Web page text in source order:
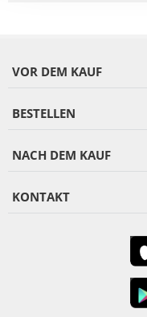
VOR DEM KAUF
BESTELLEN
NACH DEM KAUF
KONTAKT